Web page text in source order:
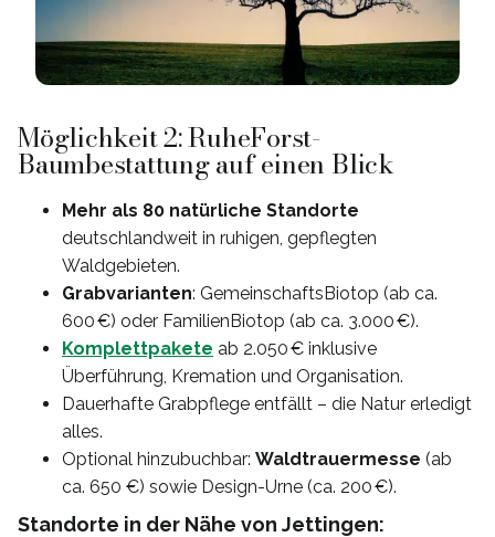
Möglichkeit 2: RuheForst-
Baumbestattung auf einen Blick
Mehr als 80 natürliche Standorte
deutschlandweit in ruhigen, gepflegten
Waldgebieten.
Grabvarianten: GemeinschaftsBiotop (ab ca.
600 €) oder FamilienBiotop (ab ca. 3.000 €).
Komplettpakete ab 2.050 € inklusive
Überführung, Kremation und Organisation.
Dauerhafte Grabpflege entfällt – die Natur erledigt
alles.
Optional hinzubuchbar: Waldtrauermesse (ab
ca. 650 €) sowie Design-Urne (ca. 200 €).
Standorte in der Nähe von Jettingen: